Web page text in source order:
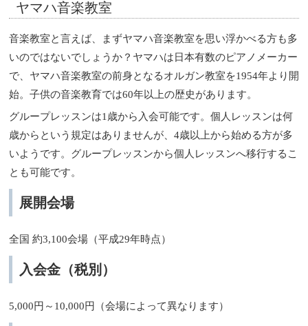
ヤマハ音楽教室
音楽教室と言えば、まずヤマハ音楽教室を思い浮かべる方も多
いのではないでしょうか？ヤマハは日本有数のピアノメーカー
で、ヤマハ音楽教室の前身となるオルガン教室を1954年より開
始。子供の音楽教育では60年以上の歴史があります。
グループレッスンは1歳から入会可能です。個人レッスンは何
歳からという規定はありませんが、4歳以上から始める方が多
いようです。グループレッスンから個人レッスンへ移行するこ
とも可能です。
展開会場
全国 約3,100会場（平成29年時点）
入会金（税別）
5,000円～10,000円（会場によって異なります）